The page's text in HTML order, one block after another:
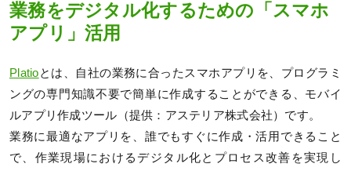
業務をデジタル化するための「スマホ
アプリ」活用
Platioとは、自社の業務に合ったスマホアプリを、プログラミ
ングの専門知識不要で簡単に作成することができる、モバイ
ルアプリ作成ツール（提供：アステリア株式会社）です。
業務に最適なアプリを、誰でもすぐに作成・活用できること
で、作業現場におけるデジタル化とプロセス改善を実現し